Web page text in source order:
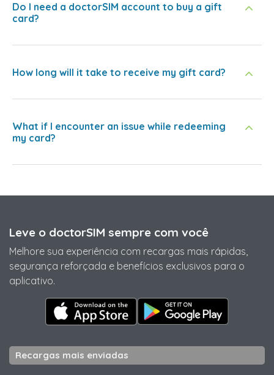
Do I need a doctorSIM account to buy a gift
card?
How long will it take to receive my gift card?
What if I encounter an issue while redeeming
my card?
Leve o doctorSIM sempre com você
Melhore sua experiência com recargas mais rápidas,
segurança reforçada e benefícios exclusivos para o
aplicativo.
Recargas mais enviadas